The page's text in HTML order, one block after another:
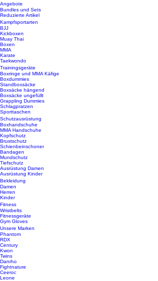
Angebote
Bundles und Sets
Reduzierte Artikel
Kampfsportarten
BJJ
Kickboxen
Muay Thai
Boxen
MMA
Karate
Taekwondo
Trainingsgeräte
Boxringe und MMA Käfige
Boxdummies
Standboxsäcke
Boxsäcke hängend
Boxsäcke ungefüllt
Grappling Dummies
Schlagpratzen
Sporttaschen
Schutzausrüstung
Boxhandschuhe
MMA Handschuhe
Kopfschutz
Brustschutz
Schienbeinschoner
Bandagen
Mundschutz
Tiefschutz
Ausrüstung Damen
Ausrüstung Kinder
Bekleidung
Damen
Herren
Kinder
Fitness
Wristbelts
Fitnessgeräte
Gym Gloves
Unsere Marken
Phantom
RDX
Century
Kwon
Twins
Danrho
Fightnature
Ceeroc
Leone